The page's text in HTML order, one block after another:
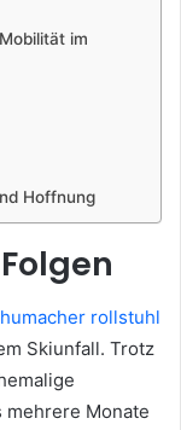
im
Hoffnung
rollstuhl
Skiunfall. Trotz
mehrere Monate